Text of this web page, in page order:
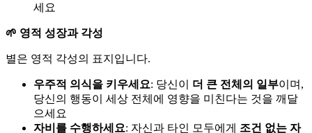
세요
🌱 영적 성장과 각성
별은 영적 각성의 표지입니다.
우주적 의식을 키우세요: 당신이 더 큰 전체의 일부이며,
당신의 행동이 세상 전체에 영향을 미친다는 것을 깨달
으세요
자비를 수행하세요: 자신과 타인 모두에게 조건 없는 자